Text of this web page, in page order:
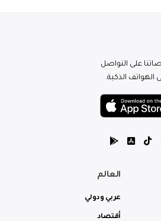
على التواصل
الهواتف الذكية.
العالم
عربي ودولي
أقتصاد